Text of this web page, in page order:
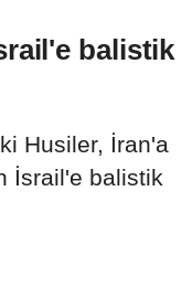
balistik
Husiler, İran'a
İsrail'e balistik